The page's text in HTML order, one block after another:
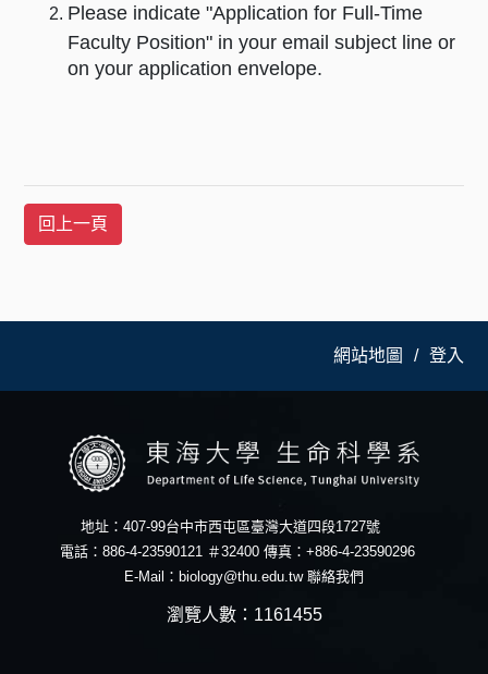
Please indicate "Application for Full-Time
Faculty Position" in your email subject line or
on your application envelope.
網站地圖 登入
地址：407-99台中市西屯區臺灣大道四段1727號
電話：886-4-23590121 ＃32400 傳真：+886-4-23590296
E-Mail： biology@thu.edu.tw 聯絡我們
瀏覽人數：1161455